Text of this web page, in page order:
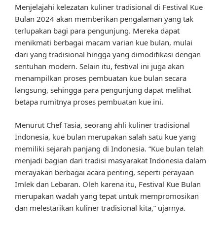
Menjelajahi kelezatan kuliner tradisional di Festival Kue
Bulan 2024 akan memberikan pengalaman yang tak
terlupakan bagi para pengunjung. Mereka dapat
menikmati berbagai macam varian kue bulan, mulai
dari yang tradisional hingga yang dimodifikasi dengan
sentuhan modern. Selain itu, festival ini juga akan
menampilkan proses pembuatan kue bulan secara
langsung, sehingga para pengunjung dapat melihat
betapa rumitnya proses pembuatan kue ini.
Menurut Chef Tasia, seorang ahli kuliner tradisional
Indonesia, kue bulan merupakan salah satu kue yang
memiliki sejarah panjang di Indonesia. “Kue bulan telah
menjadi bagian dari tradisi masyarakat Indonesia dalam
merayakan berbagai acara penting, seperti perayaan
Imlek dan Lebaran. Oleh karena itu, Festival Kue Bulan
merupakan wadah yang tepat untuk mempromosikan
dan melestarikan kuliner tradisional kita,” ujarnya.